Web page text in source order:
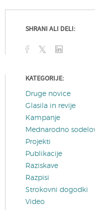
SHRANI ALI DELI:
KATEGORIJE:
Druge novice
Glasila in revije
Kampanje
Mednarodno
Projekti
Publikacije
Raziskave
Razpisi
Strokovni dogodki
Video